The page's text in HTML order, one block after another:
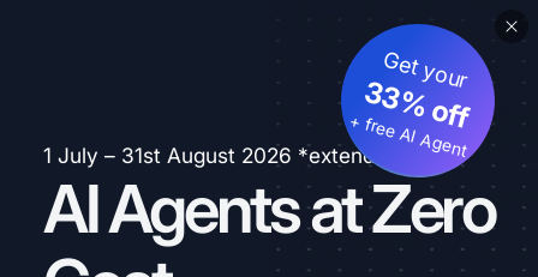
1 July – 31st August 2026 *extended
AI Agents at Zero
Get your
33% off
+ free AI Agent